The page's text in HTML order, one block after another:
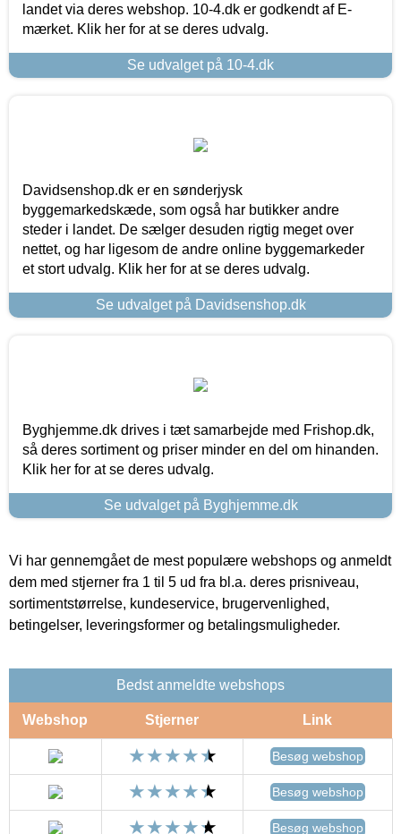
landet via deres webshop. 10-4.dk er godkendt af E-
mærket. Klik her for at se deres udvalg.
Se udvalget på 10-4.dk
Davidsenshop.dk er en sønderjysk
byggemarkedskæde, som også har butikker andre
steder i landet. De sælger desuden rigtig meget over
nettet, og har ligesom de andre online byggemarkeder
et stort udvalg. Klik her for at se deres udvalg.
Se udvalget på Davidsenshop.dk
Byghjemme.dk drives i tæt samarbejde med Frishop.dk,
så deres sortiment og priser minder en del om hinanden.
Klik her for at se deres udvalg.
Se udvalget på Byghjemme.dk
Vi har gennemgået de mest populære webshops og anmeldt
dem med stjerner fra 1 til 5 ud fra bl.a. deres prisniveau,
sortimentstørrelse, kundeservice, brugervenlighed,
betingelser, leveringsformer og betalingsmuligheder.
Bedst anmeldte webshops
Webshop Stjerner Link
Besøg webshop
Besøg webshop
Besøg webshop